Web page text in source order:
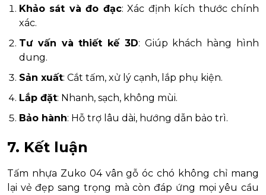
Khảo sát và đo đạc: Xác định kích thước chính
xác.
Tư vấn và thiết kế 3D: Giúp khách hàng hình
dung.
Sản xuất: Cắt tấm, xử lý cạnh, lắp phụ kiện.
Lắp đặt: Nhanh, sạch, không mùi.
Bảo hành: Hỗ trợ lâu dài, hướng dẫn bảo trì.
7. Kết luận
Tấm nhựa Zuko 04 vân gỗ óc chó không chỉ mang
lại vẻ đẹp sang trọng mà còn đáp ứng mọi yêu cầu